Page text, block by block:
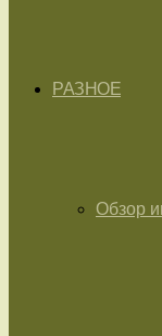
РАЗНОЕ
Обзор